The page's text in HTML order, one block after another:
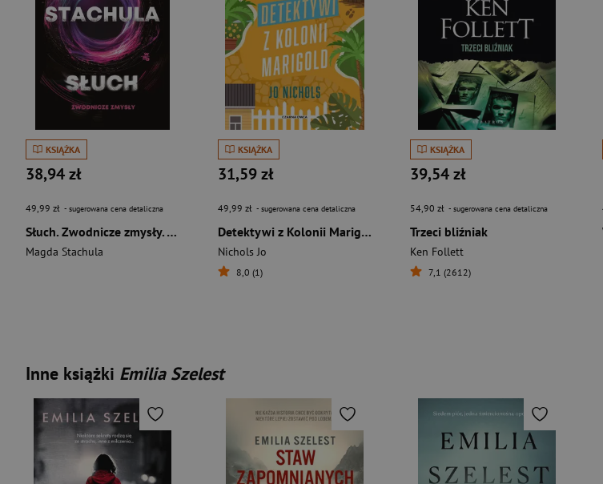
KSIĄŻKA
38,94 zł
49,99 zł - sugerowana cena detaliczna
Słuch. Zwodnicze zmysły. Tom 2
Magda Stachula
KSIĄŻKA
31,59 zł
49,99 zł - sugerowana cena detaliczna
Detektywi z Kolonii Marigold
Nichols Jo
8,0 (1)
KSIĄŻKA
39,54 zł
54,90 zł - sugerowana cena detaliczna
Trzeci bliźniak
Ken Follett
7,1 (2612)
Inne książki Emilia Szelest